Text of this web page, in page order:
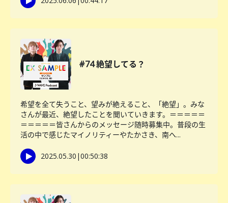
#74 絶望してる？
希望を全て失うこと、望みが絶えること、「絶望」。みな
さんが最近、絶望したことを聞いていきます。＝＝＝＝＝
＝＝＝＝＝皆さんからのメッセージ随時募集中。普段の生
活の中で感じたマイノリティーやたかさき、南へ...
2025.05.30 |00:50:38